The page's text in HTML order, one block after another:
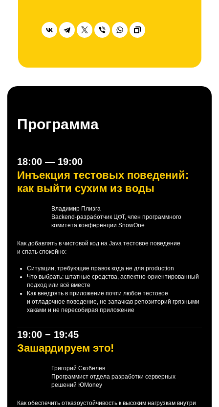
Программа
18:00 — 19:00
Инъекция тестовых поведений:
как выйти сухим из воды
Владимир Плизга
Backend-разработчик ЦФТ, член программного
комитета конференции SnowOne
Как добавлять в чистовой код на Java тестовое поведение
и спать спокойно:
Ситуации, требующие правок кода не для production
Что выбрать: штатные средства, аспектно-ориентированный
подход или всё вместе
Как внедрять в приложение почти любое тестовое
и отладочное поведение, не запачкав репозиторий грязными
хаками и не пересобирая приложение
19:00 − 19:45
Зашардируем это!
Григорий Скобелев
Программист отдела разработки серверных
решений ЮMoney
Как обеспечить отказоустойчивость к высоким нагрузкам внутри